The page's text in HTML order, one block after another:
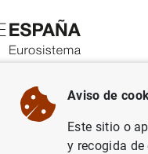
Sobre el Banco
El Blog del
Aviso de
Este sitio o
y recogida